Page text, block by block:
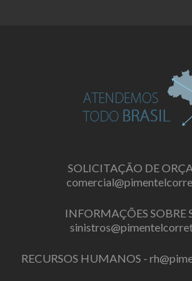
SOLICITAÇÃO DE
INFORMAÇÕES SOBRE
RECURSOS HUMANOS -